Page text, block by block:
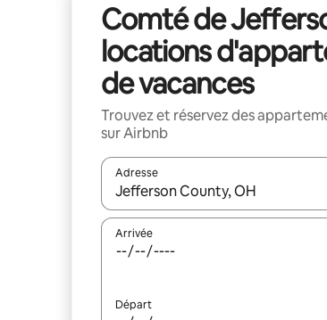
Comté de
locations
de vacances
Trouvez et réservez des
sur Airbnb
Adresse
Lorsque les résultats s'affichent,
Arrivée
Départ